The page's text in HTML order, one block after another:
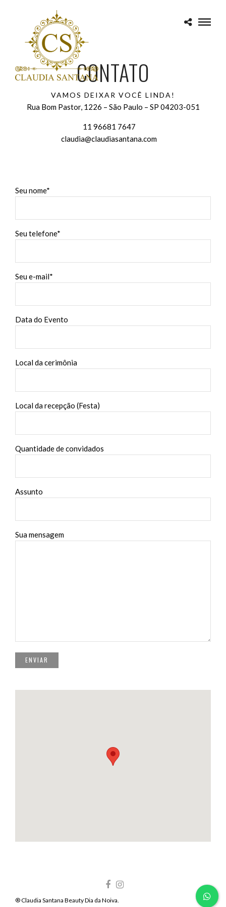
CONTATO
VAMOS DEIXAR VOCÊ LINDA!
Rua Bom Pastor, 1226 – São Paulo – SP 04203-051
11 96681 7647
claudia@claudiasantana.com
Seu nome*
Seu telefone*
Seu e-mail*
Data do Evento
Local da cerimônia
Local da recepção (Festa)
Quantidade de convidados
Assunto
Sua mensagem
® Claudia Santana Beauty Dia da Noiva.